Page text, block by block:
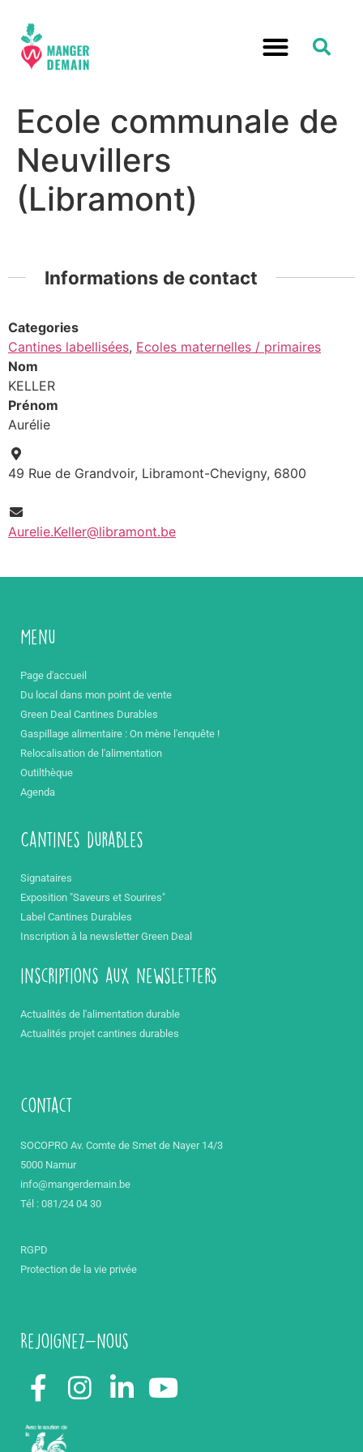
Ecole communale de
Neuvillers
(Libramont)
Informations de contact
Categories
Cantines labellisées, Ecoles maternelles / primaires
Nom
KELLER
Prénom
Aurélie
49 Rue de Grandvoir, Libramont-Chevigny, 6800
Aurelie.Keller@libramont.be
Menu
Page d'accueil
Du local dans mon point de vente
Green Deal Cantines Durables
Gaspillage alimentaire : On mène l'enquête !
Relocalisation de l'alimentation
Outilthèque
Agenda
Cantines durables
Signataires
Exposition "Saveurs et Sourires"
Label Cantines Durables
Inscription à la newsletter Green Deal
inscriptions aux newsletters
Actualités de l'alimentation durable
Actualités projet cantines durables
contact
SOCOPRO Av. Comte de Smet de Nayer 14/3
5000 Namur
info@mangerdemain.be
Tél : 081/24 04 30
RGPD
Protection de la vie privée
Rejoignez-nous